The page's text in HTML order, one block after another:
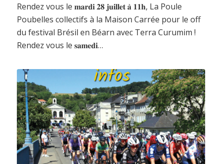
Rendez vous le 𝐦𝐚𝐫𝐝𝐢 𝟐𝟖 𝐣𝐮𝐢𝐥𝐥𝐞𝐭 𝐚̀ 𝟏𝟏𝐡, La Poule
Poubelles collectifs à la Maison Carrée pour le off
du festival Brésil en Béarn avec Terra Curumim !
Rendez vous le 𝐬𝐚𝐦𝐞𝐝𝐢…